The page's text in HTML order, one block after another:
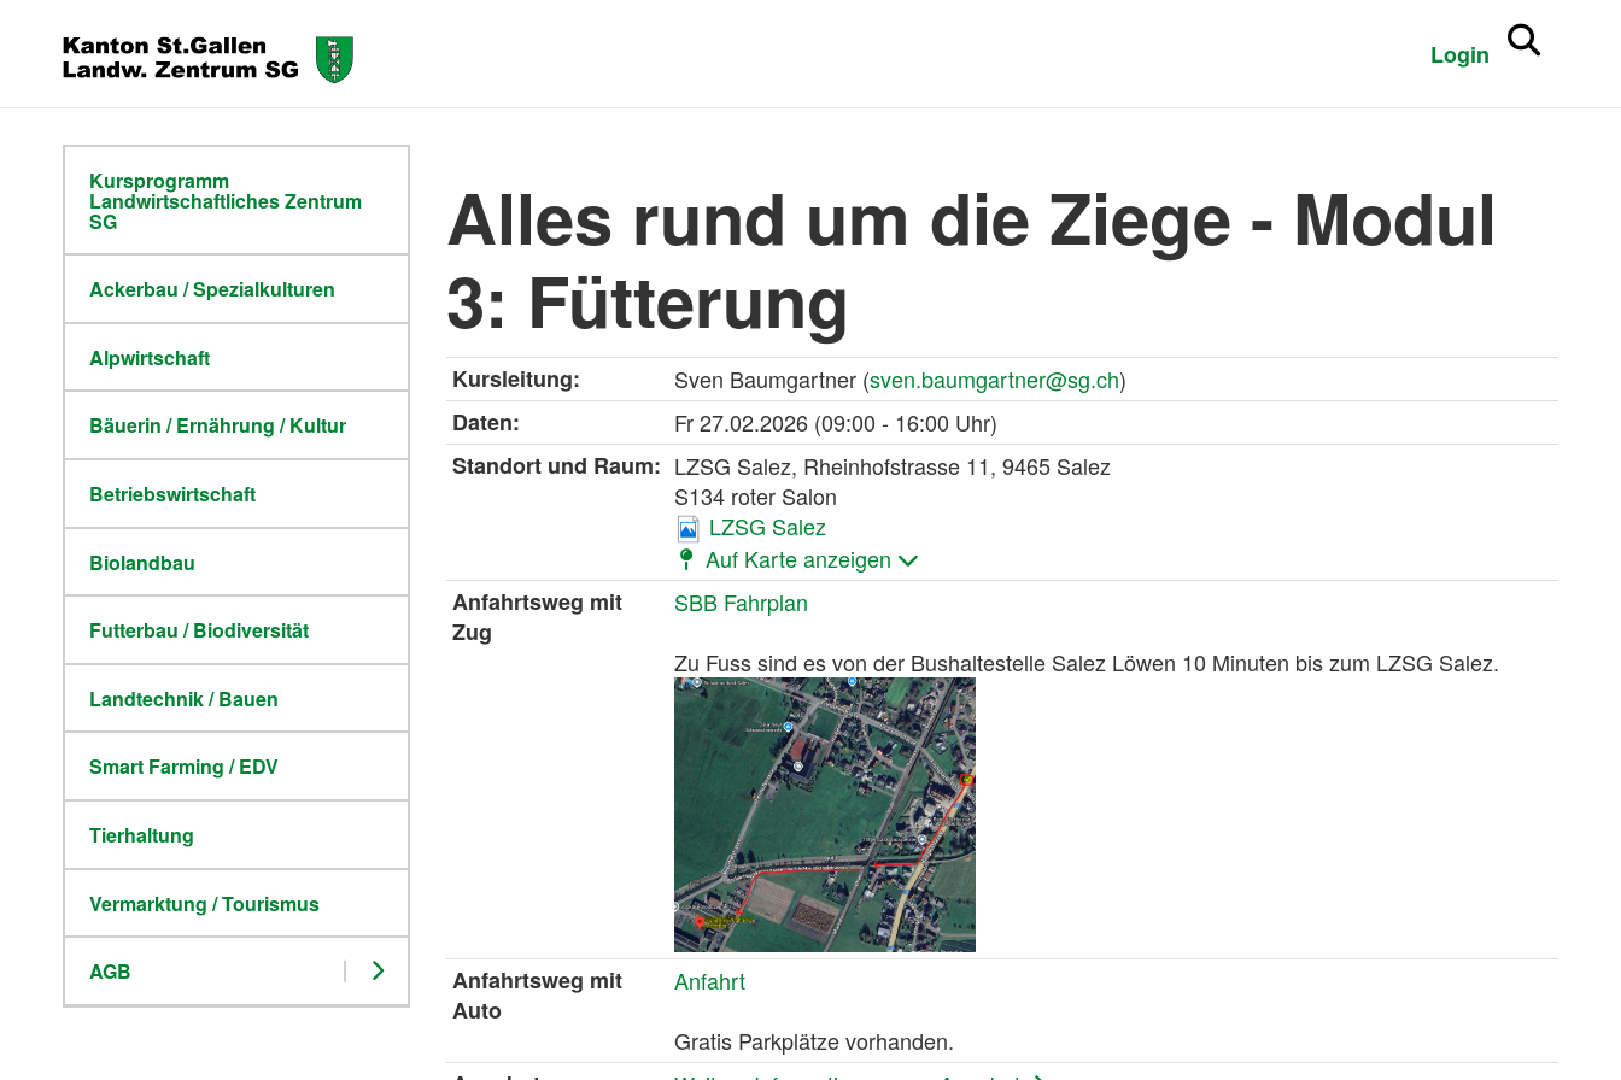
Login
Kursprogramm
Landwirtschaftliches Zentrum
SG
Ackerbau / Spezialkulturen
Alpwirtschaft
Bäuerin / Ernährung / Kultur
Betriebswirtschaft
Biolandbau
Futterbau / Biodiversität
Landtechnik / Bauen
Smart Farming / EDV
Tierhaltung
Vermarktung / Tourismus
AGB
Alles rund um die Ziege - Modul
3: Fütterung
Kursleitung: Sven Baumgartner (sven.baumgartner@sg.ch)
Daten:
Fr27.02.2026 (09:00 - 16:00 Uhr)
Standort und Raum: LZSG Salez, Rheinhofstrasse 11, 9465 Salez
S134 roter Salon
LZSG Salez
Auf Karte anzeigen
Anfahrtsweg mit
Zug
SBB Fahrplan
Zu Fuss sind es von der Bushaltestelle Salez Löwen 10 Minuten bis zum LZSG Salez.
Anfahrtsweg mit
Auto
Anfahrt
Gratis Parkplätze vorhanden.